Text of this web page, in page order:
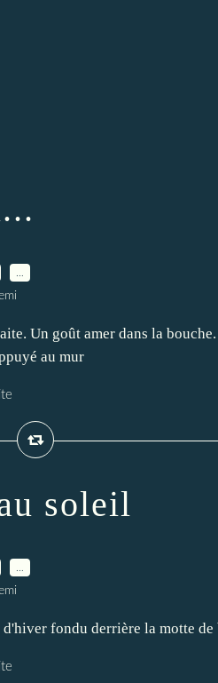
Un goût amer dans la
au mur
soleil
fondu derrière la motte de